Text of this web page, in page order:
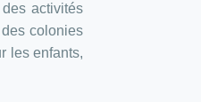
activités
colonies
les enfants,